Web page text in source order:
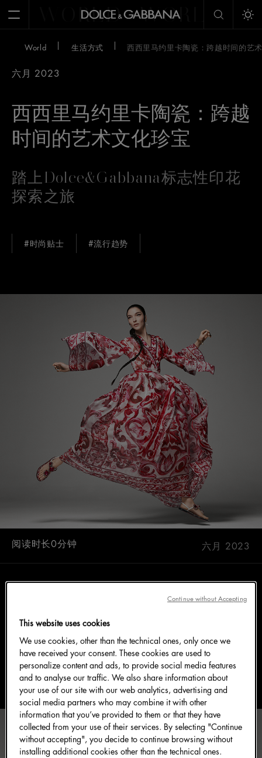
Open MenuWORLD WORLD
World 生活方式 西西里马约里卡陶瓷：跨越时间的艺
六月 2023
西西里马约里卡陶瓷：跨越
时间的艺术文化珍宝
踏上Dolce&Gabbana标志性印花
探索之旅
#时尚贴士 #流行趋势
六月 2023
阅读时长0分钟
极尽奢华的设计从丰富的意大利文化历史典藏汲取灵
中反复出现，为设计作品增添了一抹生动的地中海风
情。
This website uses cookies
We use cookies, other than the technical ones, only once we
have received your consent. These cookies are used to
personalize content and ads, to provide social media features
and to analyse our traffic. We also share information about
your use of our site with our web analytics, advertising and
social media partners who may combine it with other
information that you’ve provided to them or that they have
collected from your use of their services. By selecting "Continue
without accepting", you decide to continue browsing without
installing additional cookies other than the technical ones.
Continue without Accepting